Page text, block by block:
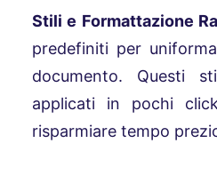
Stili e Formattazione
predefiniti per
documento. Questi
applicati in pochi
risparmiare tempo